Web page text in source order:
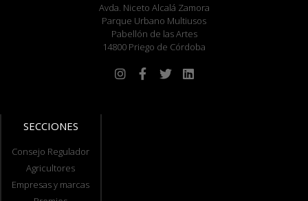
Avda. Niceto Alcalá Zamora
Parque Urbano Multiusos
Pabellón de las Artes
14800 Priego de Córdoba
SECCIONES
Consejo Regulador
Agricultores
Empresas y marcas